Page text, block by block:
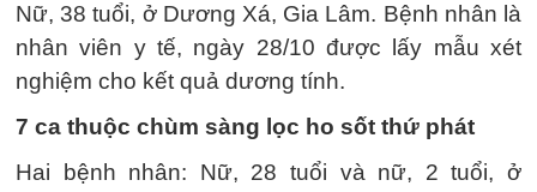
Nữ, 38 tuổi, ở Dương Xá, Gia Lâm. Bệnh nhân là
nhân viên y tế, ngày 28/10 được lấy mẫu xét
nghiệm cho kết quả dương tính.
7 ca thuộc chùm sàng lọc ho sốt thứ phát
Hai bệnh nhân: Nữ, 28 tuổi và nữ, 2 tuổi, ở